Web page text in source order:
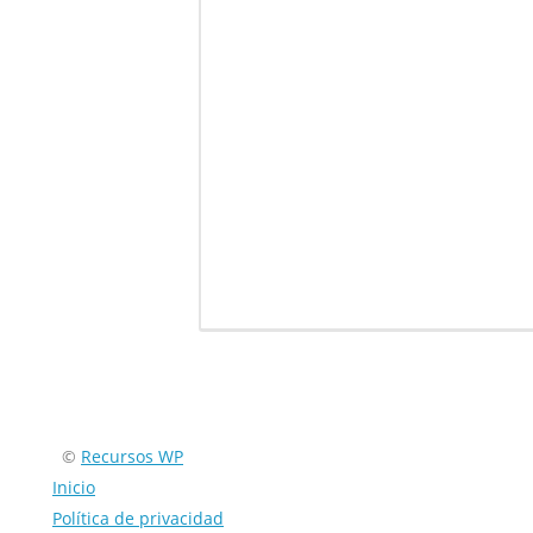
Encuéntranos en:
© Recursos WP
Inicio
Política de privacidad